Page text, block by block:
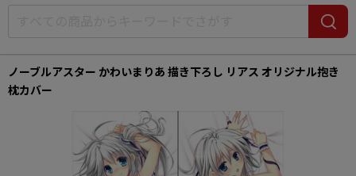
ノーブルアスター かわいまりあ 描き下ろし リアス オリジナル抱き
枕カバー